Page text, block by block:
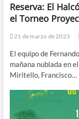
Reserva: El
el Torneo
21 de marzo de 2023
El equipo de
mañana nublada en
Miritello, Francisco…